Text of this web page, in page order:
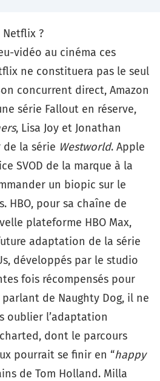
Netflix ?
vidéo au cinéma ces
ne constituera pas le seul
concurrent direct, Amazon
série Fallout en réserve,
, Lisa Joy et Jonathan
la série Westworld. Apple
SVOD de la marque à la
un biopic sur le
. HBO, pour sa chaîne de
plateforme HBO Max,
adaptation de la série
, développés par le studio
fois récompensés pour
de Naughty Dog, il ne
oublier l’adaptation
, dont le parcours
pourrait se finir en “happy
de Tom Holland. Milla